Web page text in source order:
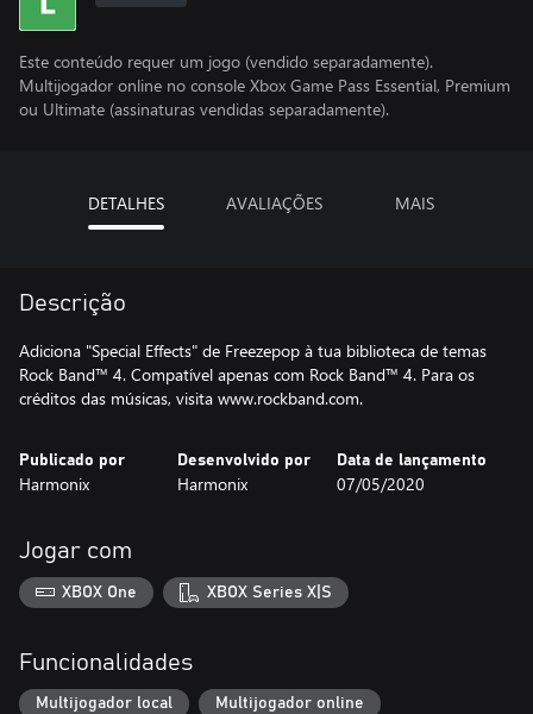
Este conteúdo requer um jogo (vendido separadamente).
Multijogador online no console Xbox Game Pass Essential, Premium
ou Ultimate (assinaturas vendidas separadamente).
DETALHES AVALIAÇÕES MAIS
Descrição
Adiciona "Special Effects" de Freezepop à tua biblioteca de temas
Rock Band™ 4. Compatível apenas com Rock Band™ 4. Para os
créditos das músicas, visita www.rockband.com.
Publicado por
Harmonix
Desenvolvido por
Harmonix
Data de lançamento
07/05/2020
Jogar com
XBOX One XBOX Series X|S
Funcionalidades
Multijogador local Multijogador online